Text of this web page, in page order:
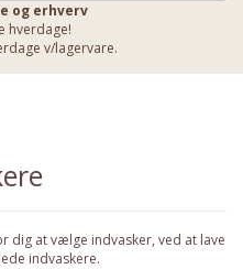
og erhverv
hverdage!
v/lagervare.
dig at vælge indvasker, ved at lave
indvaskere.